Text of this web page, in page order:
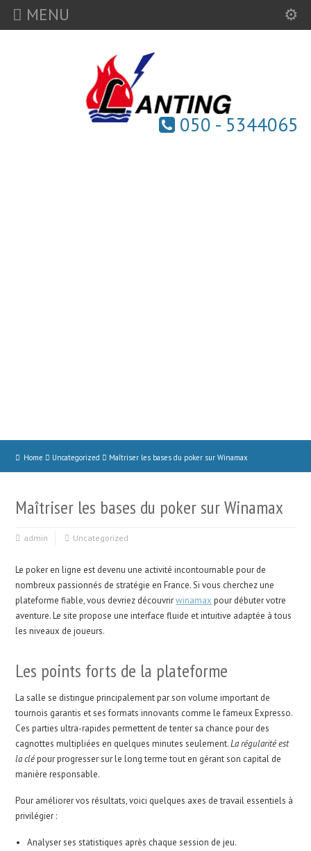
MENU
050 - 5344065
Home Uncategorized Maîtriser les bases du poker sur Winamax
Maîtriser les bases du poker sur Winamax
admin Uncategorized
Le poker en ligne est devenu une activité incontournable pour de
nombreux passionnés de stratégie en France. Si vous cherchez une
plateforme fiable, vous devriez découvrirwinamax pour débuter votre
aventure. Le site propose une interface fluide et intuitive adaptée à tous
les niveaux de joueurs.
Les points forts de la plateforme
La salle se distingue principalement par son volume important de
tournois garantis et ses formats innovants comme le fameux Expresso.
Ces parties ultra-rapides permettent de tenter sa chance pour des
cagnottes multipliées en quelques minutes seulement.La régularité est
la clépour progresser sur le long terme tout en gérant son capital de
manière responsable.
Pour améliorer vos résultats, voici quelques axes de travail essentiels à
privilégier :
Analyser ses statistiques après chaque session de jeu.